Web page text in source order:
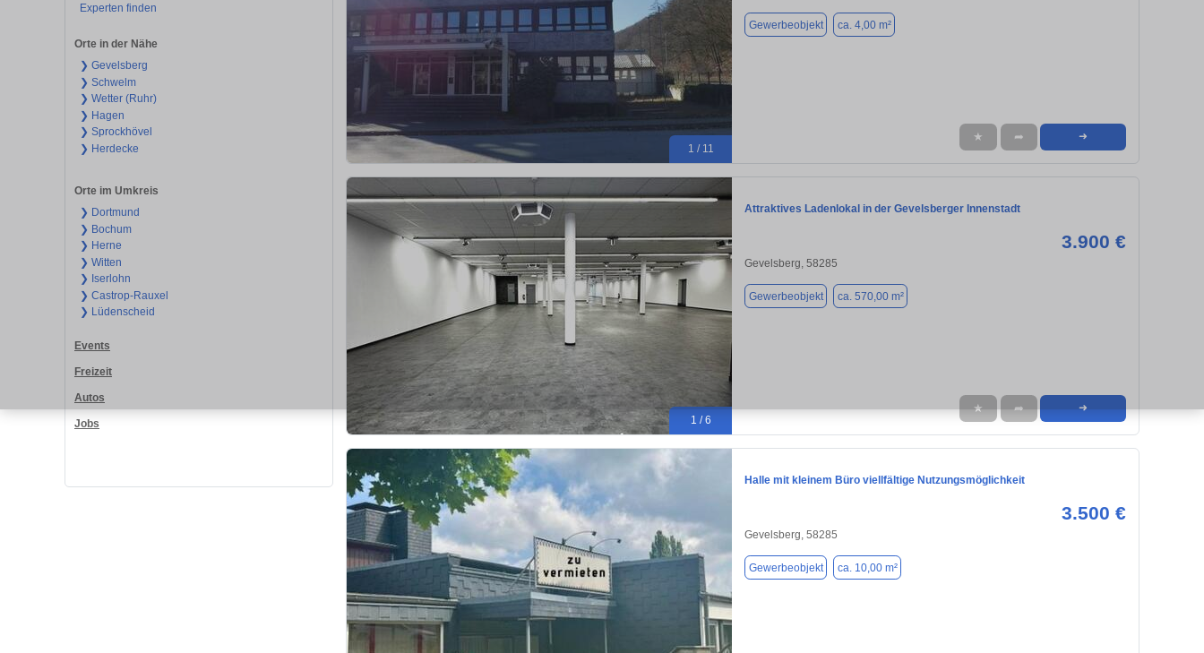
Experten finden
Orte in der Nähe
❯ Gevelsberg
❯ Schwelm
❯ Wetter (Ruhr)
❯ Hagen
❯ Sprockhövel
❯ Herdecke
Orte im Umkreis
❯ Dortmund
❯ Bochum
❯ Herne
❯ Witten
❯ Iserlohn
❯ Castrop-Rauxel
❯ Lüdenscheid
Events
Freizeit
Autos
Jobs
1 / 11
Gewerbeobjekt ca. 4,00 m²
★ ➦ ➜
1 / 6
Attraktives Ladenlokal in der Gevelsberger Innenstadt
3.900 €
Gevelsberg, 58285
Gewerbeobjekt ca. 570,00 m²
★ ➦ ➜
Halle mit kleinem Büro viellfältige Nutzungsmöglichkeit
3.500 €
Gevelsberg, 58285
Gewerbeobjekt ca. 10,00 m²